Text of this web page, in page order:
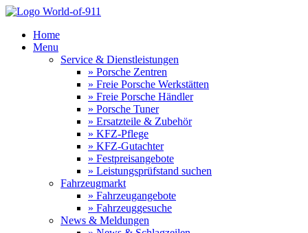
Home
Menu
Service & Dienstleistungen
» Porsche Zentren
» Freie Porsche Werkstätten
» Freie Porsche Händler
» Porsche Tuner
» Ersatzteile & Zubehör
» KFZ-Pflege
» KFZ-Gutachter
» Festpreisangebote
» Leistungsprüfstand suchen
Fahrzeugmarkt
» Fahrzeugangebote
» Fahrzeuggesuche
News & Meldungen